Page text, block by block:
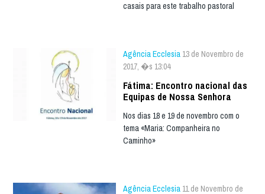
casais para este trabalho pastoral
Agência Ecclesia 13 de Novembro de
2017, �s 13:04
Fátima: Encontro nacional das
Equipas de Nossa Senhora
Nos dias 18 e 19 de novembro com o
tema «Maria: Companheira no
Caminho»
Agência Ecclesia 11 de Novembro de